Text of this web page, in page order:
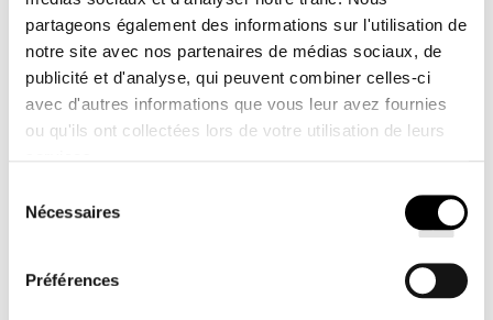
partageons également des informations sur l'utilisation de
notre site avec nos partenaires de médias sociaux, de
publicité et d'analyse, qui peuvent combiner celles-ci
avec d'autres informations que vous leur avez fournies
ou qu'ils ont collectées lors de votre utilisation de leurs
Nécessaires
Préférences
percale de coton haut de gamme. Elles viendront
compléter notre housse de couette et notre drap-housse
assortis pour un fini parfait et une sensation de douceur
reposante nuit après nuit…
VOUS AIMEREZ AUSSI
ENSEMBLE HOUSSE DE COUETTE &